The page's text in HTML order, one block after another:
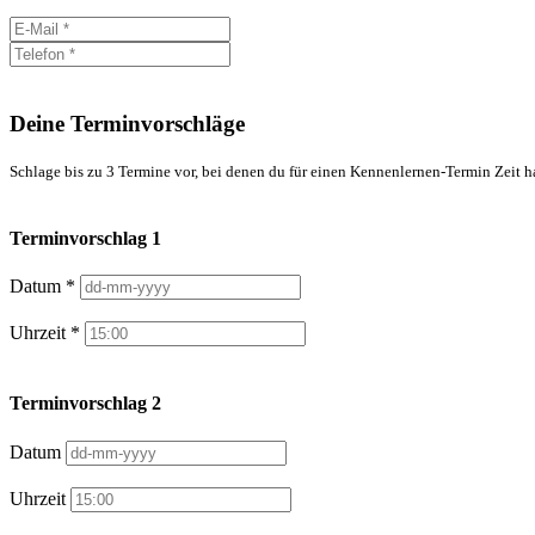
Deine Terminvorschläge
Schlage bis zu 3 Termine vor, bei denen du für einen Kennenlernen-Termin Zeit
Terminvorschlag 1
Datum *
Uhrzeit *
Terminvorschlag 2
Datum
Uhrzeit